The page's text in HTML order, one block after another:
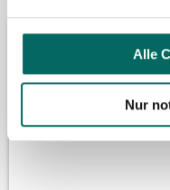
Alle
Nur